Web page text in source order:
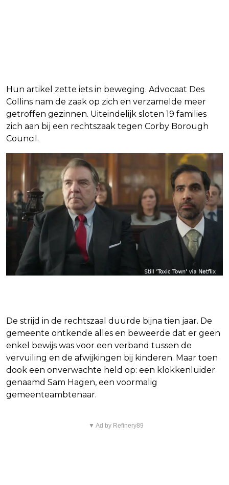
Hun artikel zette iets in beweging. Advocaat Des
Collins nam de zaak op zich en verzamelde meer
getroffen gezinnen. Uiteindelijk sloten 19 families
zich aan bij een rechtszaak tegen Corby Borough
Council.
De strijd in de rechtszaal duurde bijna tien jaar. De
gemeente ontkende alles en beweerde dat er geen
enkel bewijs was voor een verband tussen de
vervuiling en de afwijkingen bij kinderen. Maar toen
dook een onverwachte held op: een klokkenluider
genaamd Sam Hagen, een voormalig
gemeenteambtenaar.
▼ Ad by Refinery89